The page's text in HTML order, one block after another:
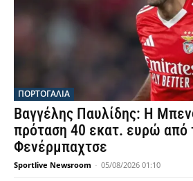
ΠΟΡΤΟΓΑΛΙΑ
Βαγγέλης Παυλίδης: Η
πρόταση 40 εκατ. ευρώ από
Φενέρμπαχτσε
Sportlive Newsroom - 05/08/2026 01:10